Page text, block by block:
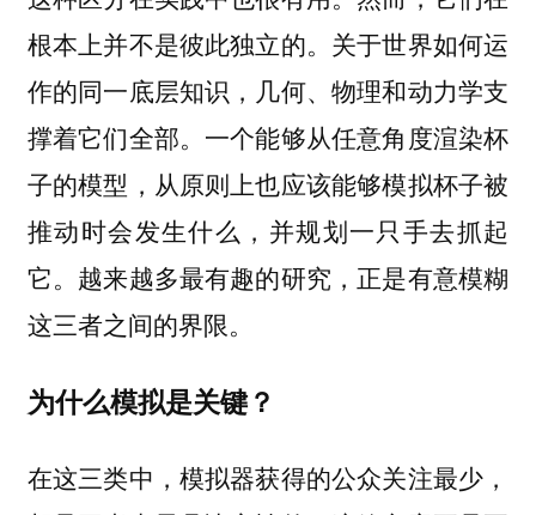
根本上并不是彼此独立的。关于世界如何运
作的同一底层知识，几何、物理和动力学支
撑着它们全部。一个能够从任意角度渲染杯
子的模型，从原则上也应该能够模拟杯子被
推动时会发生什么，并规划一只手去抓起
它。越来越多最有趣的研究，正是有意模糊
这三者之间的界限。
为什么模拟是关键？
在这三类中，模拟器获得的公众关注最少，